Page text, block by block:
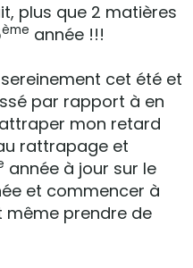
plus que 2 matières
ème année !!!
cet été et
par rapport à en
mon retard
rattrapage et
année à jour sur le
et commencer à
prendre de